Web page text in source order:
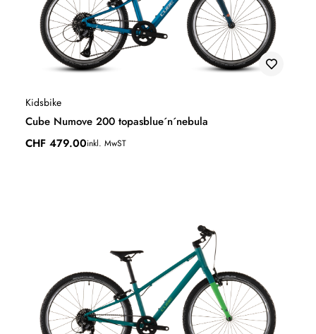
Kidsbike
Cube Numove 200 topasblue´n´nebula
CHF 479.00inkl. MwST